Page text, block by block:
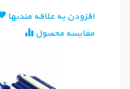
افزودن به علاقه مندیها
مقایسه محصول